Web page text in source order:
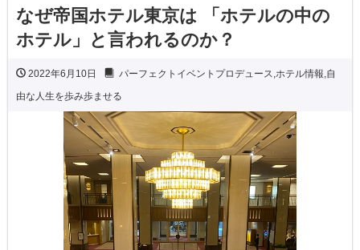
なぜ帝国ホテル東京は 「ホテルの中の
ホテル」と言われるのか？
2022年6月10日 パーフェクトイベントプロデュース,ホテル情報,自
由な人生を歩み歩ませる